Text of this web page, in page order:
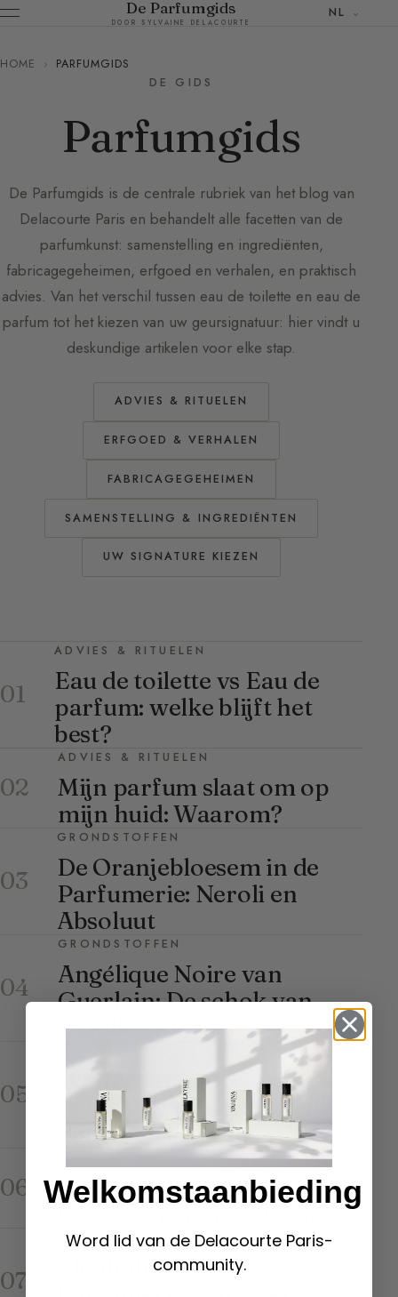
De Parfumgids
DOOR SYLVAINE DELACOURTE
NL
HOME ›
PARFUMGIDS
DE GIDS
Parfumgids
De Parfumgids is de centrale rubriek van het blog van
Delacourte Paris en behandelt alle facetten van de
parfumkunst: samenstelling en ingrediënten,
fabricagegeheimen, erfgoed en verhalen, en praktisch
advies. Van het verschil tussen eau de toilette en eau de
parfum tot het kiezen van uw geursignatuur: hier vindt u
deskundige artikelen voor elke stap.
ADVIES & RITUELEN
ERFGOED & VERHALEN
FABRICAGEGEHEIMEN
SAMENSTELLING & INGREDIËNTEN
UW SIGNATURE KIEZEN
01
ADVIES & RITUELEN
Eau de toilette vs Eau de
parfum: welke blijft het
best?
02
ADVIES & RITUELEN
Mijn parfum slaat om op
mijn huid: Waarom?
03
GRONDSTOFFEN
De Oranjebloesem in de
Parfumerie: Neroli en
Absoluut
04
GRONDSTOFFEN
Angélique Noire van
Guerlain: De schok van
Vanille en Groen
05
Winterparfum: Warme
noten, houdbaarheid en
gids voor geuren
06
GRONDSTOFFEN
Cannabis in Parfumerie:
CBD, Terpenen en Geuren
07
GRONDSTOFFEN
Alcoholnoten in
Welkomstaanbieding
Word lid van de Delacourte Paris-
community.